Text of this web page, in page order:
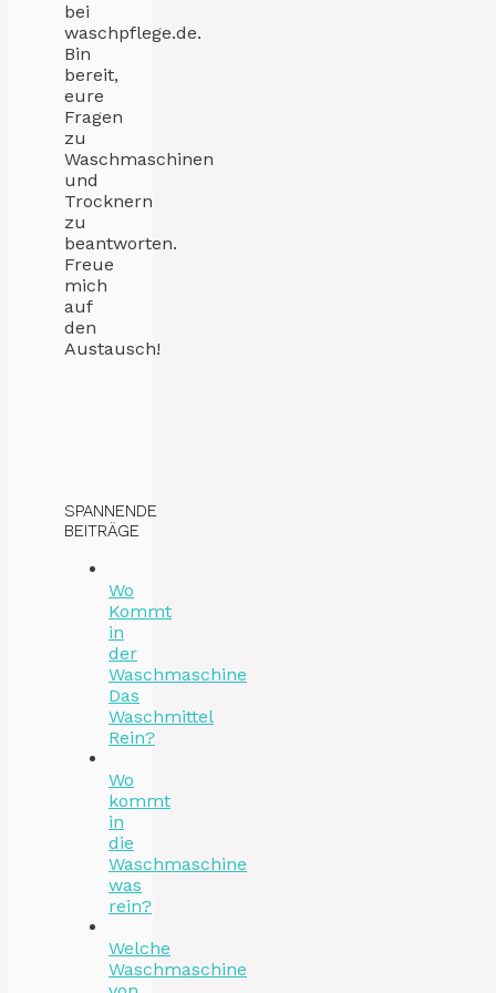
bei
waschpflege.de.
Bin
bereit,
eure
Fragen
zu
Waschmaschinen
und
Trocknern
zu
beantworten.
Freue
mich
auf
den
Austausch!
SPANNENDE
BEITRÄGE
Wo
Kommt
in
der
Waschmaschine
Das
Waschmittel
Rein?
Wo
kommt
in
die
Waschmaschine
was
rein?
Welche
Waschmaschine